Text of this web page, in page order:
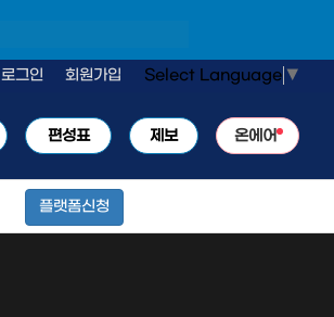
로그인 회원가입 Select Language ▼
편성표 제보 온에어
플랫폼신청